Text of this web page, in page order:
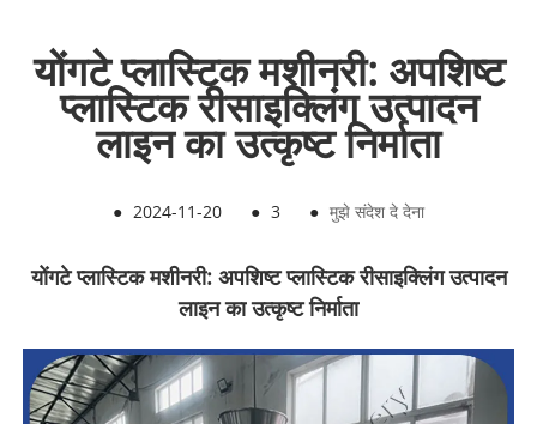
योंगटे प्लास्टिक मशीनरी: अपशिष्ट
प्लास्टिक रीसाइक्लिंग उत्पादन
लाइन का उत्कृष्ट निर्माता
● 2024-11-20 ● 3 ● मुझे संदेश दे देना
योंगटे प्लास्टिक मशीनरी: अपशिष्ट प्लास्टिक रीसाइक्लिंग उत्पादन
लाइन का उत्कृष्ट निर्माता